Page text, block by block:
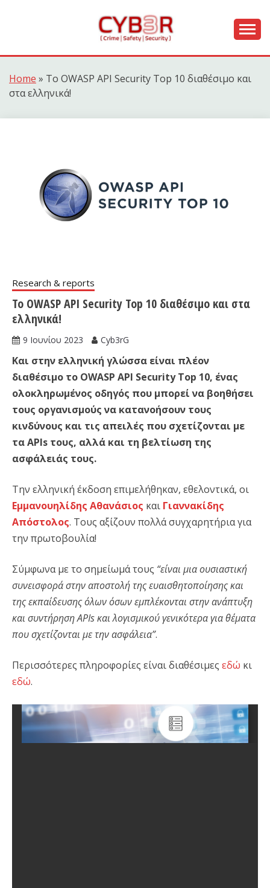
CYB3R
Home » Το OWASP API Security Top 10 διαθέσιμο και
στα ελληνικά!
Research & reports
Το OWASP API Security Top 10 διαθέσιμο και στα
ελληνικά!
9 Ιουνίου 2023 Cyb3rG
Και στην ελληνική γλώσσα είναι πλέον
διαθέσιμο το OWASP API Security Top 10, ένας
ολοκληρωμένος οδηγός που μπορεί να βοηθήσει
τους οργανισμούς να κατανοήσουν τους
κινδύνους και τις απειλές που σχετίζονται με
τα APIs τους, αλλά και τη βελτίωση της
ασφάλειάς τους.
Την ελληνική έκδοση επιμελήθηκαν, εθελοντικά, οι
Εμμανουηλίδης Αθανάσιος και Γιαννακίδης
Απόστολος. Τους αξίζουν πολλά συγχαρητήρια για
την πρωτοβουλία!
Σύμφωνα με το σημείωμά τους “είναι μια ουσιαστική
συνεισφορά στην αποστολή της ευαισθητοποίησης και
της εκπαίδευσης όλων όσων εμπλέκονται στην ανάπτυξη
και συντήρηση APIs και λογισμικού γενικότερα για θέματα
που σχετίζονται με την ασφάλεια”.
Περισσότερες πληροφορίες είναι διαθέσιμες εδώ κι
εδώ.